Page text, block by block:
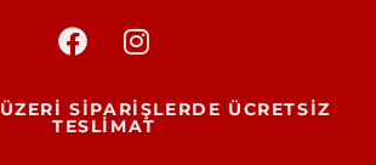
SİPARİŞLERDE ÜCRETSİZ
TESLİMAT